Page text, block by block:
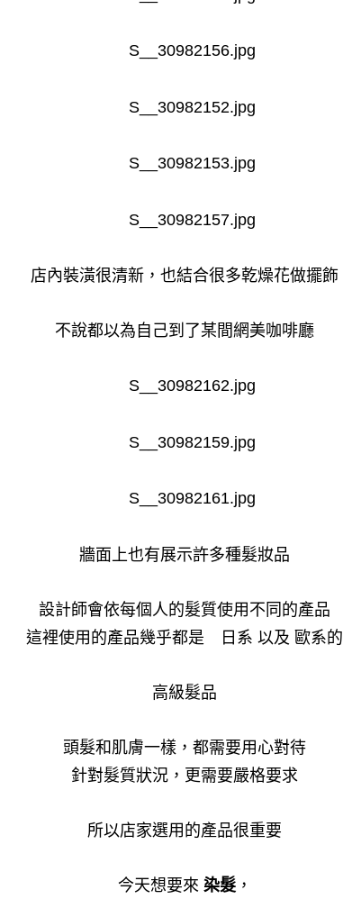
店內裝潢很清新，也結合很多乾燥花做擺飾
不說都以為自己到了某間網美咖啡廳
牆面上也有展示許多種髮妝品
設計師會依每個人的髮質使用不同的產品
這裡使用的產品幾乎都是 日系 以及 歐系的
高級髮品
頭髮和肌膚一樣，都需要用心對待
針對髮質狀況，更需要嚴格要求
所以店家選用的產品很重要
今天想要來 染髮，